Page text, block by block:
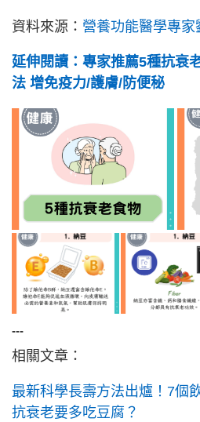
資料來源： 營養功能醫學專家
延伸閱讀：專家推薦5種抗衰
法 增免疫力/護膚/防便秘
---
相關文章：
最新科學長壽方法出爐！7個
抗衰老要多吃豆腐？